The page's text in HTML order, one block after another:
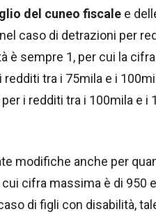
del cuneo fiscale e
caso di detrazioni per
è sempre 1, per cui la
tra i 75mila e i
i redditi tra i 100mila e
modifiche anche per
cifra massima è di 950
di figli con disabilità,